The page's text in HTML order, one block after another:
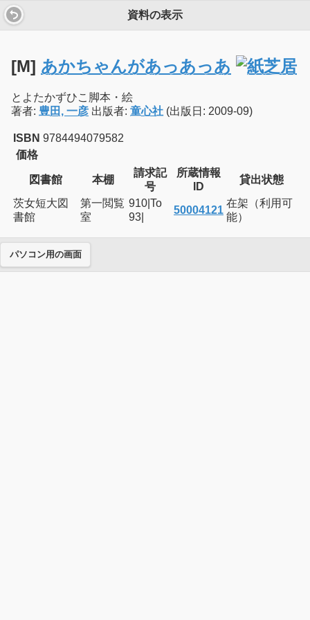
資料の表示
[M] あかちゃんがあっあっあ
とよたかずひこ脚本・絵
著者: 豊田, 一彦 出版者: 童心社 (出版日: 2009-09)
ISBN 9784494079582
価格
図書館 本棚
請求記
号
所蔵情報
ID
貸出状態
茨女短大図
書館
第一閲覧
室
910|To
93|
50004121
在架（利用可
能）
パソコン用の画面